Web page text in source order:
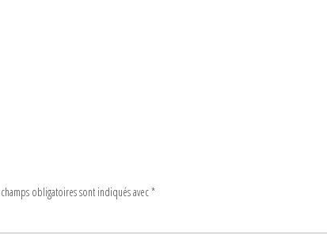
champs obligatoires sont indiqués avec*